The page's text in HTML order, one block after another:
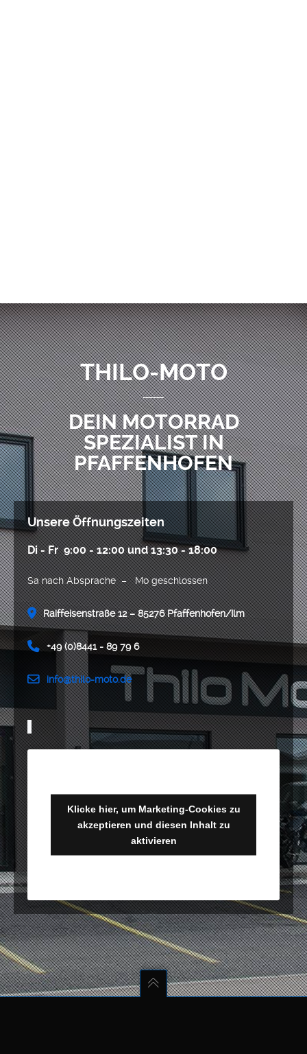
THILO-MOTO
DEIN MOTORRAD
SPEZIALIST IN
PFAFFENHOFEN
Unsere Öffnungszeiten
Di - Fr 9:00 - 12:00 und 13:30 - 18:00
Sa nach Absprache – Mo geschlossen
Raiffeisenstraße 12 – 85276 Pfaffenhofen/Ilm
+49 (0)8441 - 89 79 6
info@thilo-moto.de
Klicke hier, um Marketing-Cookies zu
akzeptieren und diesen Inhalt zu
aktivieren